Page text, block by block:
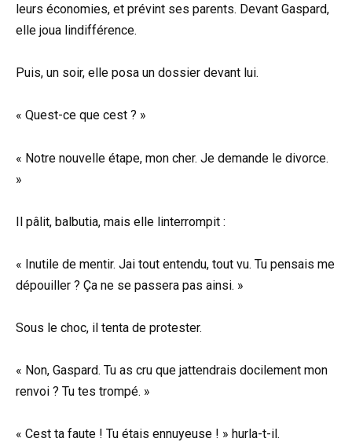
leurs économies, et prévint ses parents. Devant Gaspard,
elle joua lindifférence.
Puis, un soir, elle posa un dossier devant lui.
« Quest-ce que cest ? »
« Notre nouvelle étape, mon cher. Je demande le divorce.
»
Il pâlit, balbutia, mais elle linterrompit :
« Inutile de mentir. Jai tout entendu, tout vu. Tu pensais me
dépouiller ? Ça ne se passera pas ainsi. »
Sous le choc, il tenta de protester.
« Non, Gaspard. Tu as cru que jattendrais docilement mon
renvoi ? Tu tes trompé. »
« Cest ta faute ! Tu étais ennuyeuse ! » hurla-t-il.